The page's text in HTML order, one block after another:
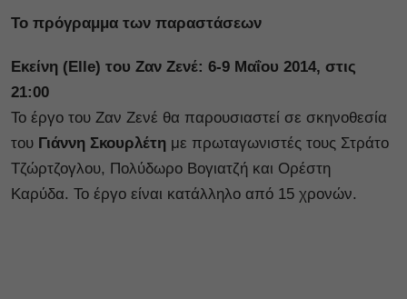
Το πρόγραμμα των παραστάσεων
Eκείνη (Elle) του Ζαν Ζενέ: 6-9 Μαΐου 2014, στις
21:00
Το έργο του Ζαν Ζενέ θα παρουσιαστεί σε σκηνοθεσία
του Γιάννη Σκουρλέτη με πρωταγωνιστές τους Στράτο
Τζώρτζογλου, Πολύδωρο Βογιατζή και Ορέστη
Καρύδα. Το έργο είναι κατάλληλο από 15 χρονών.